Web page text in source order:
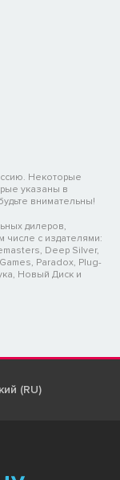
Некоторые
указаны в
внимательны!
дилеров,
числе с издателями:
Deep Silver,
Paradox, Plug-
Новый Диск и
(RU)